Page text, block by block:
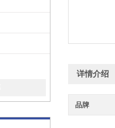
详情介绍
品牌